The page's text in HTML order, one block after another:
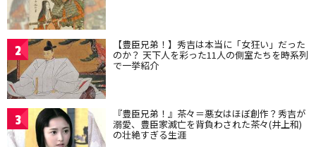
2 【豊臣兄弟！】秀吉は本当に「女狂い」だった
のか？ 天下人を彩った11人の側室たちを時系列
で一挙紹介
3 『豊臣兄弟！』茶々＝悪女はほぼ創作？秀吉が
溺愛、豊臣家滅亡を背負わされた茶々(井上和)
の壮絶すぎる生涯